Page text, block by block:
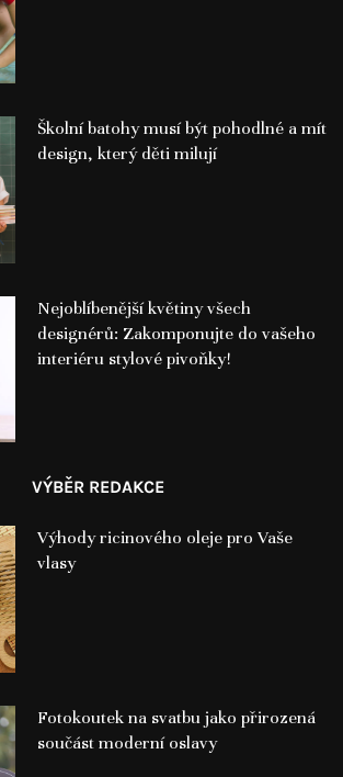
Školní batohy musí být pohodlné a mít
design, který děti milují
Nejoblíbenější květiny všech
designérů: Zakomponujte do vašeho
interiéru stylové pivoňky!
VÝBĚR REDAKCE
Výhody ricinového oleje pro Vaše
vlasy
Fotokoutek na svatbu jako přirozená
součást moderní oslavy